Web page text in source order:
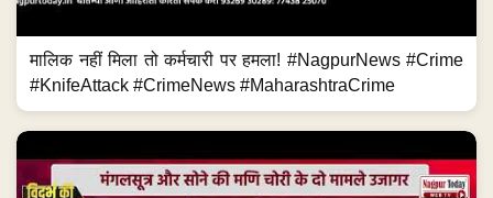
मंगलसूत्र और सोने की मणि चोरी के दो मामले उजागर